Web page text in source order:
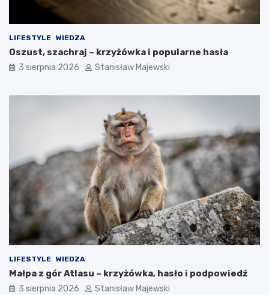
LIFESTYLE WIEDZA
Oszust, szachraj – krzyżówka i popularne hasła
3 sierpnia 2026 Stanisław Majewski
LIFESTYLE WIEDZA
Małpa z gór Atlasu – krzyżówka, hasło i podpowiedź
3 sierpnia 2026 Stanisław Majewski